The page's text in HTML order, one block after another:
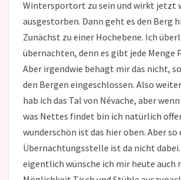
Wintersportort zu sein und wirkt jetzt
ausgestorben. Dann geht es den Berg
Zunächst zu einer Hochebene. Ich
übernachten, denn es gibt jede Menge
Aber irgendwie behagt mir das nicht,
den Bergen eingeschlossen. Also
hab ich das Tal von Névache, aber
was Nettes findet bin ich natürlich
wunderschön ist das hier oben. Aber
Übernachtungsstelle ist da nicht dabei.
eigentlich wünsche ich mir heute auch